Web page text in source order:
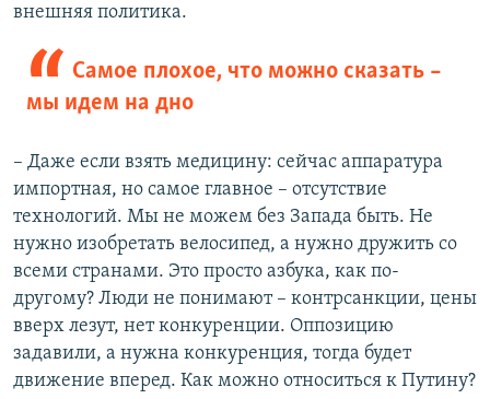
внешняя политика.
Самое плохое, что можно сказать –
мы идем на дно
– Даже если взять медицину: сейчас аппаратура
импортная, но самое главное – отсутствие
технологий. Мы не можем без Запада быть. Не
нужно изобретать велосипед, а нужно дружить со
всеми странами. Это просто азбука, как по-
другому? Люди не понимают – контрсанкции, цены
вверх лезут, нет конкуренции. Оппозицию
задавили, а нужна конкуренция, тогда будет
движение вперед. Как можно относиться к Путину?